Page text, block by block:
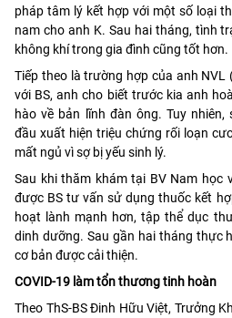
pháp tâm lý kết hợp với một số loại
nam cho anh K. Sau hai tháng, tình
không khí trong gia đình cũng tốt hơn.
Tiếp theo là trường hợp của anh NVL
với BS, anh cho biết trước kia anh
hào về bản lĩnh đàn ông. Tuy nhiên,
đầu xuất hiện triệu chứng rối loạn
mất ngủ vì sợ bị yếu sinh lý.
Sau khi thăm khám tại BV Nam học
được BS tư vấn sử dụng thuốc kết
hoạt lành mạnh hơn, tập thể dục
dinh dưỡng. Sau gần hai tháng thực
cơ bản được cải thiện.
COVID-19 làm tổn thương tinh hoàn
Theo ThS-BS Đinh Hữu Việt, Trưởng